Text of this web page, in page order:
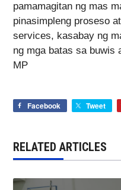
pamamagitan ng mas
pinasimpleng proseso
services, kasabay ng
ng mga batas sa buwis
MP
Facebook Tweet
RELATED ARTICLES